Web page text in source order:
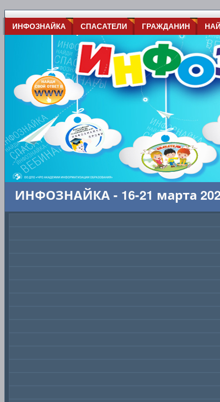
ИНФОЗНАЙКА СПАСАТЕЛИ ГРАЖДАНИН
ИНФОЗНАЙКА - 16-21 марта